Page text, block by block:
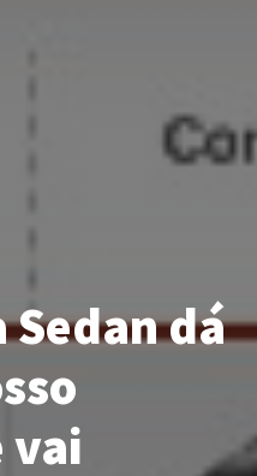
Sedan dá
vai